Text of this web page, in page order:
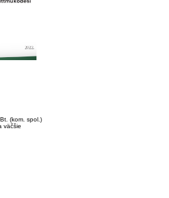
(kom. spol.)
väčšie